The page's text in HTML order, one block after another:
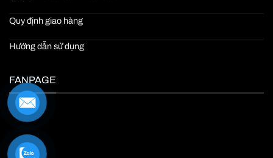
Quy định giao hàng
Hướng dẫn sử dụng
FANPAGE